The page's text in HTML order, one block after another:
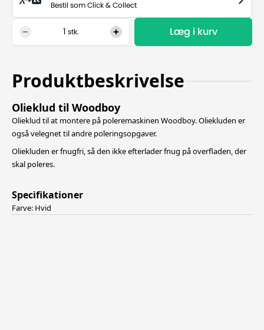
Bestil som Click & Collect
stk. Læg i kurv
Produktbeskrivelse
Olieklud til Woodboy
Olieklud til at montere på poleremaskinen Woodboy. Oliekluden er
også velegnet til andre poleringsopgaver.
Oliekluden er fnugfri, så den ikke efterlader fnug på overfladen, der
skal poleres.
Specifikationer
Farve: Hvid